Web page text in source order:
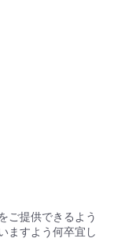
ご提供できるよう
ますよう何卒宜し